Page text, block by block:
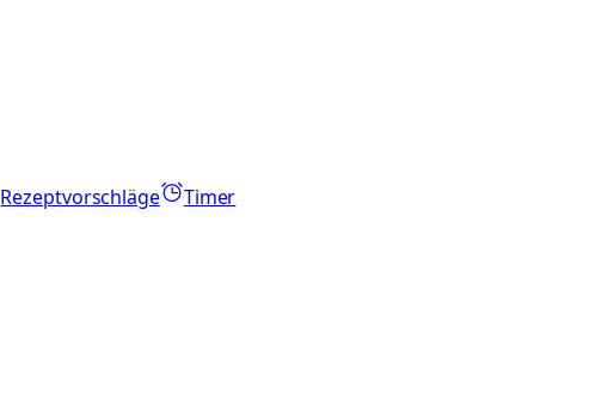
Rezeptvorschläge
Timer